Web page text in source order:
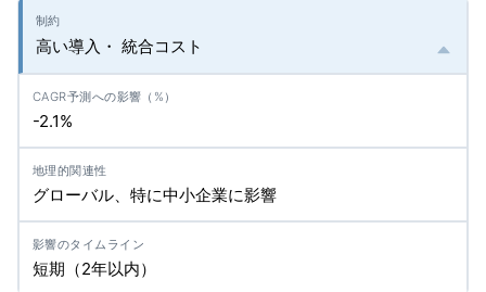
高い導入・ 統合コスト
-2.1%
グローバル、特に中小企業に影響
短期（2年以内）